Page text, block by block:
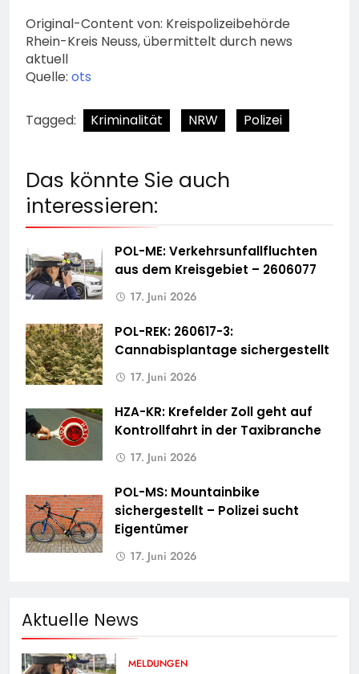
Original-Content von: Kreispolizeibehörde
Rhein-Kreis Neuss, übermittelt durch news
aktuell
Quelle: ots
Tagged: Kriminalität NRW Polizei
Das könnte Sie auch
interessieren:
POL-ME: Verkehrsunfallfluchten
aus dem Kreisgebiet – 2606077
17. Juni 2026
POL-REK: 260617-3:
Cannabisplantage sichergestellt
17. Juni 2026
HZA-KR: Krefelder Zoll geht auf
Kontrollfahrt in der Taxibranche
17. Juni 2026
POL-MS: Mountainbike
sichergestellt – Polizei sucht
Eigentümer
17. Juni 2026
Aktuelle News
MELDUNGEN